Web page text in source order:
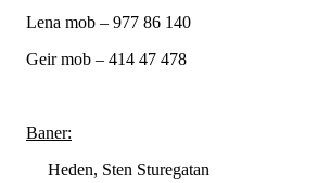
Lena mob – 977 86 140
Geir mob – 414 47 478
Baner:
Heden, Sten Sturegatan